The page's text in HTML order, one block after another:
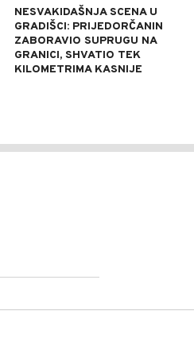
NESVAKIDAŠNJA SCENA U
GRADIŠCI: PRIJEDORČANIN
ZABORAVIO SUPRUGU NA
GRANICI, SHVATIO TEK
KILOMETRIMA KASNIJE